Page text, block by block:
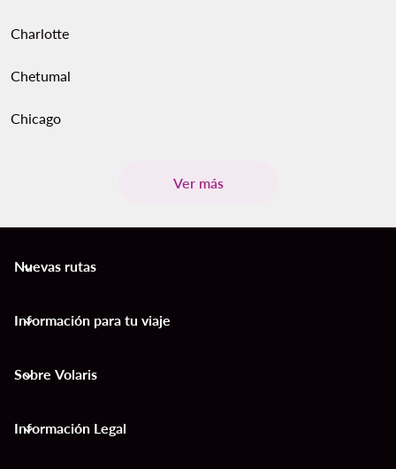
Charlotte
Chetumal
Chicago
Ver más
Nuevas rutas
keyboard_arrow_down
Información para tu viaje
keyboard_arrow_down
Sobre Volaris
keyboard_arrow_down
Información Legal
keyboard_arrow_down